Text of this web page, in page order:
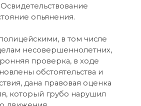
опьянения.
в том числе
несовершеннолетних,
проверка, в ходе
обстоятельства и
дана правовая оценка
который грубо нарушил